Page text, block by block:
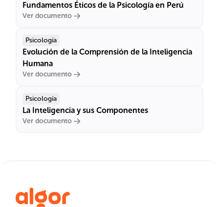
Fundamentos Éticos de la Psicología en Perú
Ver documento
Psicología
Evolución de la Comprensión de la Inteligencia
Humana
Ver documento
Psicología
La Inteligencia y sus Componentes
Ver documento